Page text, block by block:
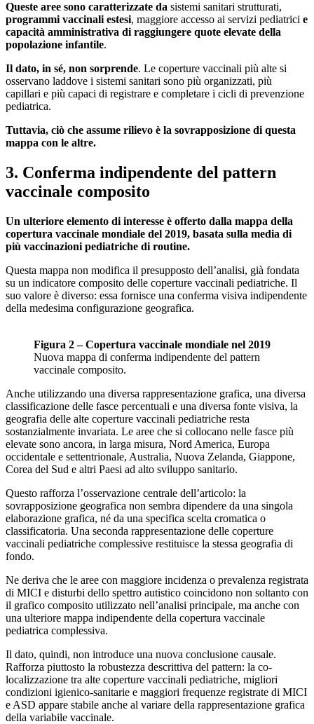
Queste aree sono caratterizzate da sistemi sanitari strutturati,
programmi vaccinali estesi, maggiore accesso ai servizi pediatrici e
capacità amministrativa di raggiungere quote elevate della
popolazione infantile.
Il dato, in sé, non sorprende. Le coperture vaccinali più alte si
osservano laddove i sistemi sanitari sono più organizzati, più
capillari e più capaci di registrare e completare i cicli di prevenzione
pediatrica.
Tuttavia, ciò che assume rilievo è la sovrapposizione di questa
mappa con le altre.
3. Conferma indipendente del pattern
vaccinale composito
Un ulteriore elemento di interesse è offerto dalla mappa della
copertura vaccinale mondiale del 2019, basata sulla media di
più vaccinazioni pediatriche di routine.
Questa mappa non modifica il presupposto dell’analisi, già fondata
su un indicatore composito delle coperture vaccinali pediatriche. Il
suo valore è diverso: essa fornisce una conferma visiva indipendente
della medesima configurazione geografica.
Figura 2 – Copertura vaccinale mondiale nel 2019
Nuova mappa di conferma indipendente del pattern
vaccinale composito.
Anche utilizzando una diversa rappresentazione grafica, una diversa
classificazione delle fasce percentuali e una diversa fonte visiva, la
geografia delle alte coperture vaccinali pediatriche resta
sostanzialmente invariata. Le aree che si collocano nelle fasce più
elevate sono ancora, in larga misura, Nord America, Europa
occidentale e settentrionale, Australia, Nuova Zelanda, Giappone,
Corea del Sud e altri Paesi ad alto sviluppo sanitario.
Questo rafforza l’osservazione centrale dell’articolo: la
sovrapposizione geografica non sembra dipendere da una singola
elaborazione grafica, né da una specifica scelta cromatica o
classificatoria. Una seconda rappresentazione delle coperture
vaccinali pediatriche complessive restituisce la stessa geografia di
fondo.
Ne deriva che le aree con maggiore incidenza o prevalenza registrata
di MICI e disturbi dello spettro autistico coincidono non soltanto con
il grafico composito utilizzato nell’analisi principale, ma anche con
una ulteriore mappa indipendente della copertura vaccinale
pediatrica complessiva.
Il dato, quindi, non introduce una nuova conclusione causale.
Rafforza piuttosto la robustezza descrittiva del pattern: la co-
localizzazione tra alte coperture vaccinali pediatriche, migliori
condizioni igienico-sanitarie e maggiori frequenze registrate di MICI
e ASD appare stabile anche al variare della rappresentazione grafica
della variabile vaccinale.